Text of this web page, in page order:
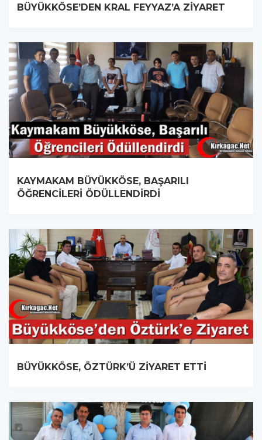
BÜYÜKKÖSE’DEN KRAL FEYYAZ’A ZİYARET
KAYMAKAM BÜYÜKKÖSE, BAŞARILI
ÖĞRENCİLERİ ÖDÜLLENDİRDİ
BÜYÜKKÖSE, ÖZTÜRK’Ü ZİYARET ETTİ